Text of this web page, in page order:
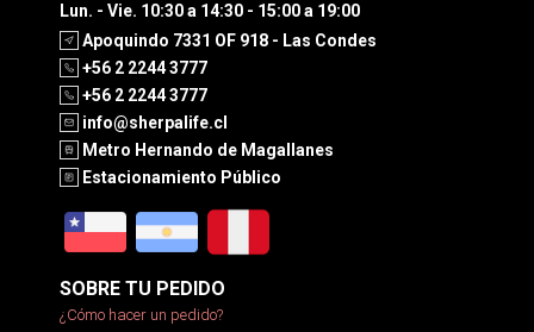
Lun. - Vie. 10:30 a 14:30 - 15:00 a 19:00
Apoquindo 7331 OF 918 - Las Condes
+56 2 2244 3777
+56 2 2244 3777
info@sherpalife.cl
Metro Hernando de Magallanes
Estacionamiento Público
SOBRE TU PEDIDO
¿Cómo hacer un pedido?